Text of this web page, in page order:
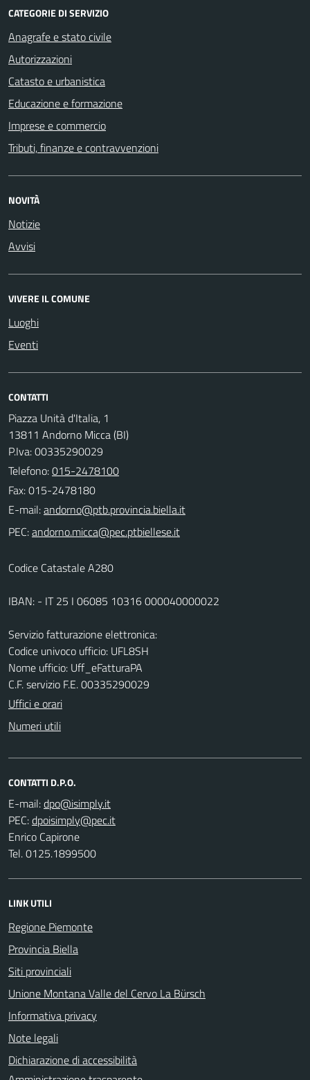
CATEGORIE DI SERVIZIO
Anagrafe e stato civile
Autorizzazioni
Catasto e urbanistica
Educazione e formazione
Imprese e commercio
Tributi, finanze e contravvenzioni
NOVITÀ
Notizie
Avvisi
VIVERE IL COMUNE
Luoghi
Eventi
CONTATTI
Piazza Unità d'Italia, 1
13811 Andorno Micca (BI)
P.Iva: 00335290029
Telefono:015-2478100
Fax: 015-2478180
E-mail:
PEC:
Codice Catastale A280
IBAN: - IT 25 I 06085 10316 000040000022
Servizio fatturazione elettronica:
Codice univoco ufficio: UFL8SH
Nome ufficio: Uff_eFatturaPA
C.F. servizio F.E. 00335290029
Uffici e orari
Numeri utili
CONTATTI D.P.O.
E-mail:
PEC:
Enrico Capirone
Tel. 0125.1899500
LINK UTILI
Regione Piemonte
Provincia Biella
Siti provinciali
Unione Montana Valle del Cervo La Bürsch
Informativa privacy
Note legali
Dichiarazione di accessibilità